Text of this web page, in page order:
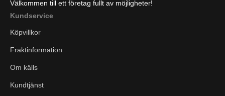
Välkommen till ett företag fullt av möjligheter!
Kundservice
Köpvillkor
Fraktinformation
Om källs
Kundtjänst